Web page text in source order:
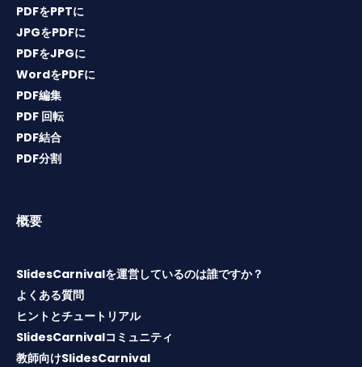
PDFをPPTに
JPGをPDFに
PDFをJPGに
WordをPDFに
PDF編集
PDF 回転
PDF結合
PDF分割
概要
SlidesCarnivalを運営しているのは誰ですか？
よくある質問
ヒントとチュートリアル
SlidesCarnivalコミュニティ
教師向けSlidesCarnival